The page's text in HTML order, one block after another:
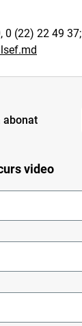
0 (22) 22 49 37;
abonat
video